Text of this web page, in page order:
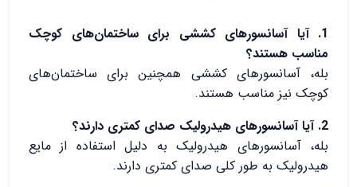
1. آیا آسانسورهای کششی برای ساختمان‌های کوچک
مناسب هستند؟
بله، آسانسورهای کششی همچنین برای ساختمان‌های
کوچک نیز مناسب هستند.
2. آیا آسانسورهای هیدرولیک صدای کمتری دارند؟
بله، آسانسورهای هیدرولیک به دلیل استفاده از مایع
هیدرولیک به طور کلی صدای کمتری دارند.